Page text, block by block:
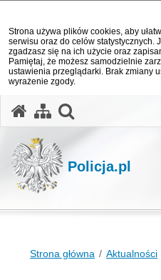
Strona używa plików cookies, aby
serwisu oraz do celów statystycznych.
zgadzasz się na ich użycie oraz
Pamiętaj, że możesz samodzielnie
ustawienia przeglądarki. Brak zmiany
wyrażenie zgody.
Policja.pl
Strona główna Aktualności